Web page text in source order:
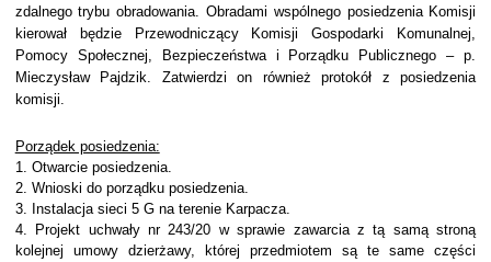
zdalnego trybu obradowania. Obradami wspólnego posiedzenia Komisji
kierował będzie Przewodniczący
Komisji Gospodarki Komunalnej,
Pomocy Społecznej, Bezpieczeństwa i Porządku Publicznego – p.
Mieczysław Pajdzik. Zatwierdzi on również protokół z posiedzenia
komisji.
Porządek posiedzenia:
1. Otwarcie posiedzenia.
2. Wnioski do porządku posiedzenia.
3. Instalacja sieci 5 G na terenie Karpacza.
4. Projekt uchwały nr 243/20 w sprawie zawarcia z tą samą stroną
kolejnej umowy dzierżawy, której przedmiotem są te same części